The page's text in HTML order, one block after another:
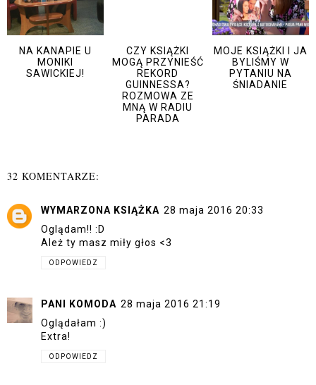
NA KANAPIE U
MONIKI
SAWICKIEJ!
CZY KSIĄŻKI
MOGĄ PRZYNIEŚĆ
REKORD
GUINNESSA?
ROZMOWA ZE
MNĄ W RADIU
PARADA
MOJE KSIĄŻKI I JA
BYLIŚMY W
PYTANIU NA
ŚNIADANIE
32 KOMENTARZE:
WYMARZONA KSIĄŻKA 28 maja 2016 20:33
Oglądam!! :D
Ależ ty masz miły głos <3
ODPOWIEDZ
PANI KOMODA 28 maja 2016 21:19
Oglądałam :)
Extra!
ODPOWIEDZ